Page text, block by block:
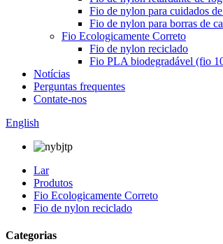
Fio de nylon para cuidados
Fio de nylon para borras de
Fio Ecologicamente Correto
Fio de nylon reciclado
Fio PLA biodegradável (fio
Notícias
Perguntas frequentes
Contate-nos
English
Lar
Produtos
Fio Ecologicamente Correto
Fio de nylon reciclado
Categorias